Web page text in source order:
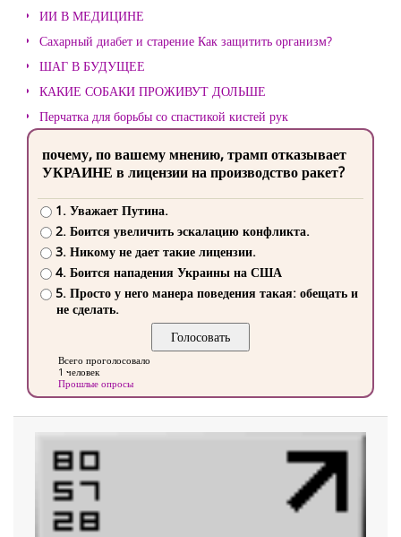
ИИ В МЕДИЦИНЕ
Сахарный диабет и старение Как защитить организм?
ШАГ В БУДУЩЕЕ
КАКИЕ СОБАКИ ПРОЖИВУТ ДОЛЬШЕ
Перчатка для борьбы со спастикой кистей рук
почему, по вашему мнению, трамп отказывает
УКРАИНЕ в лицензии на производство ракет?
1. Уважает Путина.
2. Боится увеличить эскалацию конфликта.
3. Никому не дает такие лицензии.
4. Боится нападения Украины на США
5. Просто у него манера поведения такая: обещать и
не сделать.
Всего проголосовало
1 человек
Прошлые опросы